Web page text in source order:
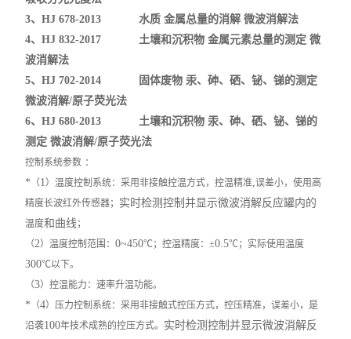
3、HJ 678-2013 水质 金属总量的消解 微波消解法
4、HJ 832-2017 土壤和沉积物 金属元素总量的测定 微
波消解法
5、HJ 702-2014 固体废物 汞、砷、硒、铋、锑的测定
微波消解/原子荧光法
6、HJ 680-2013 土壤和沉积物 汞、砷、硒、铋、锑的
测定 微波消解/原子荧光法
控制系统参数 ：
* （1）温度控制系统：采用非接触控温方式，控温精准,误差小，使用 高
精度长波红外传感器； 实时检测控制并显示微波消解反应罐内的
温度和曲线 ；
（2）温度控制范围：0~450℃；控温精度：±0.5℃； 实际使用温度
300℃以下。
（3）控温能力：速率升温功能。
* （4）压力控制系统：采用非接触式控压方式，控压精准，误差小，是
沿袭100年技术成熟的控压方式。 实时检测控制并显示微波消解反